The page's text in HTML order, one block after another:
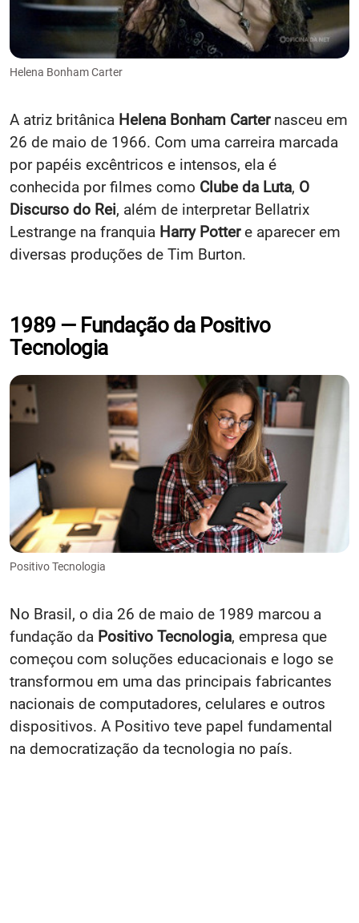
Helena Bonham Carter
A atriz britânica Helena Bonham Carternasceu em
26 de maio de 1966. Com uma carreira marcada
por papéis excêntricos e intensos, ela é
conhecida por filmes como Clube da Luta, O
Discurso do Rei, além de interpretar Bellatrix
Lestrange na franquia Harry Pottere aparecer em
diversas produções de Tim Burton.
1989 — Fundação da Positivo
Tecnologia
Positivo Tecnologia
No Brasil, o dia 26 de maio de 1989 marcou a
fundação da Positivo Tecnologia, empresa que
começou com soluções educacionais e logo se
transformou em uma das principais fabricantes
nacionais de computadores, celulares e outros
dispositivos. A Positivo teve papel fundamental
na democratização da tecnologia no país.